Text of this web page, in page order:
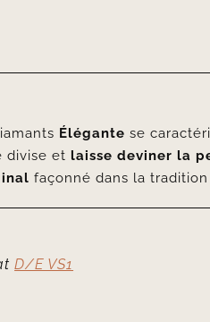
Élégante se
divise et laisse deviner la
façonné dans la
D/E VS1